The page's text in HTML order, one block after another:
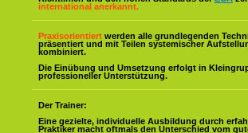
international anerkannt.
Praxisorientiert werden alle grundlegenden
präsentiert und mit Teilen systemischer
kombiniert.
Die Einübung und Umsetzung erfolgt in
professioneller Unterstützung.
Der Trainer:
Eine gezielte, individuelle Ausbildung durch
Praktiker macht oftmals den Unterschied vom